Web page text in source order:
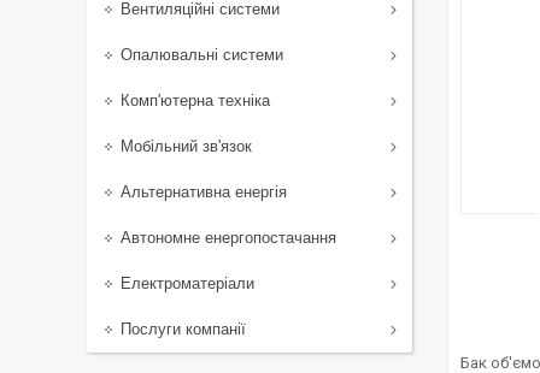
Бак
Вентиляційні системи
Опалювальні системи
Комп'ютерна техніка
Мобільний зв'язок
Альтернативна енергія
Автономне енергопостачання
Електроматеріали
Послуги компанії